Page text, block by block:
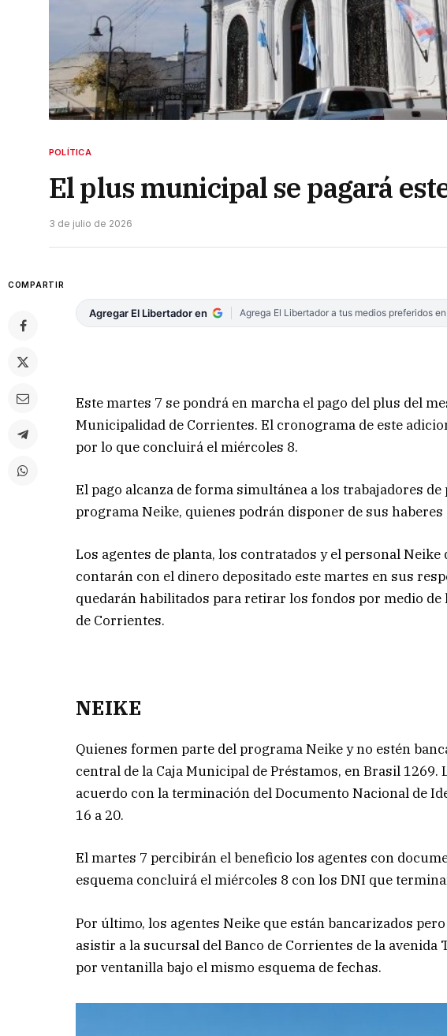
POLÍTICA
El plus municipal se pagará
3 de julio de 2026
COMPARTIR
Agregar El Libertador en Agrega El Libertador a tus medios preferidos
Este martes 7 se pondrá en marcha el pago del plus del
Municipalidad de Corrientes. El cronograma de este
por lo que concluirá el miércoles 8.
El pago alcanza de forma simultánea a los trabajadores
programa Neike, quienes podrán disponer de sus
Los agentes de planta, los contratados y el personal
contarán con el dinero depositado este martes en sus
quedarán habilitados para retirar los fondos por medio de
de Corrientes.
NEIKE
Quienes formen parte del programa Neike y no estén
central de la Caja Municipal de Préstamos, en Brasil
acuerdo con la terminación del Documento Nacional de
16 a 20.
El martes 7 percibirán el beneficio los agentes con
esquema concluirá el miércoles 8 con los DNI que
Por último, los agentes Neike que están bancarizados
asistir a la sucursal del Banco de Corrientes de la
por ventanilla bajo el mismo esquema de fechas.